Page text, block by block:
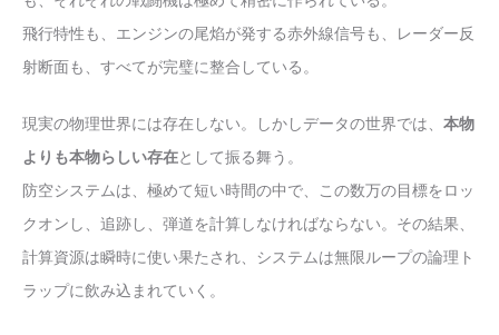
飛行特性も、エンジンの尾焰が発する赤外線信号も、レーダー反
射断面も、すべてが完璧に整合している。
現実の物理世界には存在しない。しかしデータの世界では、 本物
よりも本物らしい存在として振る舞う。
防空システムは、極めて短い時間の中で、この数万の目標をロッ
クオンし、追跡し、弾道を計算しなければならない。その結果、
計算資源は瞬時に使い果たされ、システムは無限ループの論理ト
ラップに飲み込まれていく。